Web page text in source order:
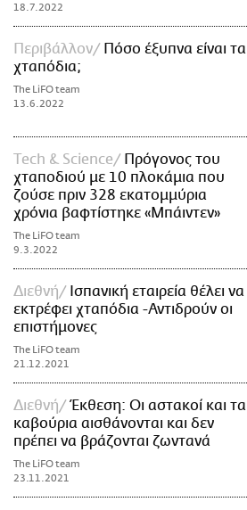
18.7.2022
Περιβάλλον
Πόσο έξυπνα είναι τα
χταπόδια;
The LiFO team
13.6.2022
Τech & Science
Πρόγονος του
χταποδιού με 10 πλοκάμια που
ζούσε πριν 328 εκατομμύρια
χρόνια βαφτίστηκε «Μπάιντεν»
The LiFO team
9.3.2022
Διεθνή
Ισπανική εταιρεία θέλει να
εκτρέφει χταπόδια -Αντιδρούν οι
επιστήμονες
The LiFO team
21.12.2021
Διεθνή
Έκθεση: Οι αστακοί και τα
καβούρια αισθάνονται και δεν
πρέπει να βράζονται ζωντανά
The LiFO team
23.11.2021